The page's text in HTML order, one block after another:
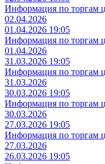
Информация по торгам
02.04.2026
01.04.2026 19:05
Информация по торгам
01.04.2026
31.03.2026 19:05
Информация по торгам
31.03.2026
30.03.2026 19:05
Информация по торгам
30.03.2026
27.03.2026 19:05
Информация по торгам
27.03.2026
26.03.2026 19:05